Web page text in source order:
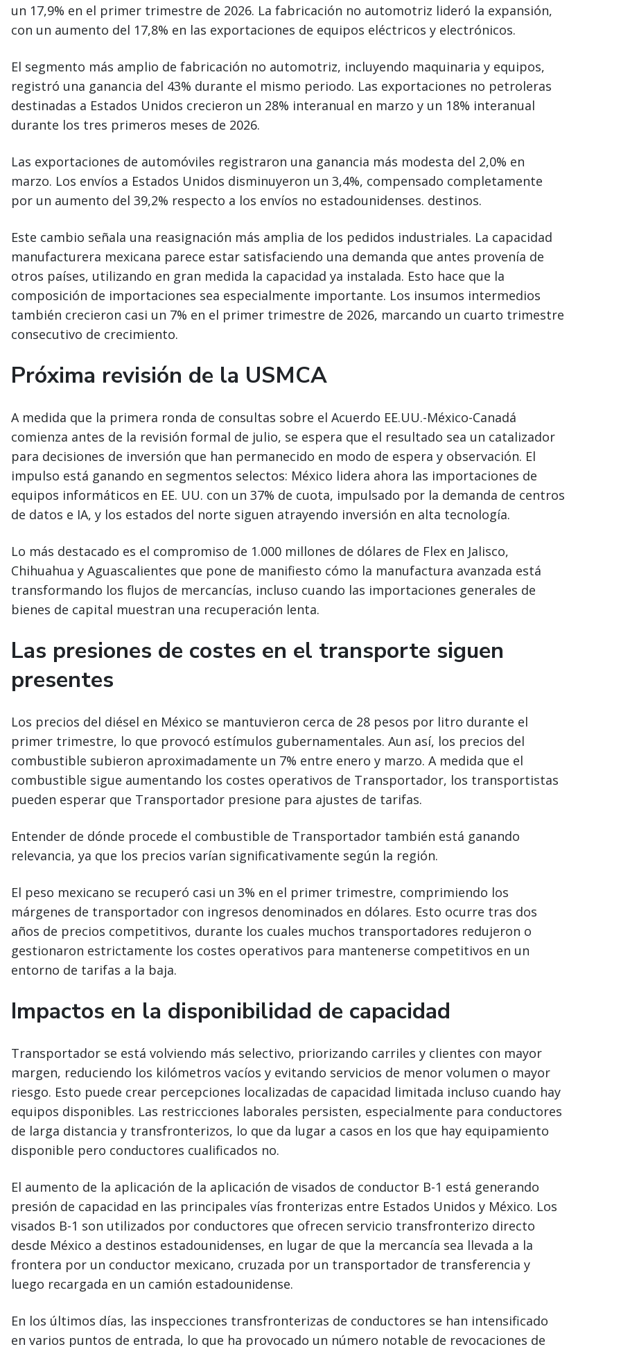
un 17,9% en el primer trimestre de 2026. La fabricación no automotriz lideró la expansión,
con un aumento del 17,8% en las exportaciones de equipos eléctricos y electrónicos.
El segmento más amplio de fabricación no automotriz, incluyendo maquinaria y equipos,
registró una ganancia del 43% durante el mismo periodo. Las exportaciones no petroleras
destinadas a Estados Unidos crecieron un 28% interanual en marzo y un 18% interanual
durante los tres primeros meses de 2026.
Las exportaciones de automóviles registraron una ganancia más modesta del 2,0% en
marzo. Los envíos a Estados Unidos disminuyeron un 3,4%, compensado completamente
por un aumento del 39,2% respecto a los envíos no estadounidenses. destinos.
Este cambio señala una reasignación más amplia de los pedidos industriales. La capacidad
manufacturera mexicana parece estar satisfaciendo una demanda que antes provenía de
otros países, utilizando en gran medida la capacidad ya instalada. Esto hace que la
composición de importaciones sea especialmente importante. Los insumos intermedios
también crecieron casi un 7% en el primer trimestre de 2026, marcando un cuarto trimestre
consecutivo de crecimiento.
Próxima revisión de la USMCA
A medida que la primera ronda de consultas sobre el Acuerdo EE.UU.-México-Canadá
comienza antes de la revisión formal de julio, se espera que el resultado sea un catalizador
para decisiones de inversión que han permanecido en modo de espera y observación. El
impulso está ganando en segmentos selectos: México lidera ahora las importaciones de
equipos informáticos en EE. UU. con un 37% de cuota, impulsado por la demanda de centros
de datos e IA, y los estados del norte siguen atrayendo inversión en alta tecnología.
Lo más destacado es el compromiso de 1.000 millones de dólares de Flex en Jalisco,
Chihuahua y Aguascalientes que pone de manifiesto cómo la manufactura avanzada está
transformando los flujos de mercancías, incluso cuando las importaciones generales de
bienes de capital muestran una recuperación lenta.
Las presiones de costes en el transporte siguen
presentes
Los precios del diésel en México se mantuvieron cerca de 28 pesos por litro durante el
primer trimestre, lo que provocó estímulos gubernamentales. Aun así, los precios del
combustible subieron aproximadamente un 7% entre enero y marzo. A medida que el
combustible sigue aumentando los costes operativos de Transportador, los transportistas
pueden esperar que Transportador presione para ajustes de tarifas.
Entender de dónde procede el combustible de Transportador también está ganando
relevancia, ya que los precios varían significativamente según la región.
El peso mexicano se recuperó casi un 3% en el primer trimestre, comprimiendo los
márgenes de transportador con ingresos denominados en dólares. Esto ocurre tras dos
años de precios competitivos, durante los cuales muchos transportadores redujeron o
gestionaron estrictamente los costes operativos para mantenerse competitivos en un
entorno de tarifas a la baja.
Impactos en la disponibilidad de capacidad
Transportador se está volviendo más selectivo, priorizando carriles y clientes con mayor
margen, reduciendo los kilómetros vacíos y evitando servicios de menor volumen o mayor
riesgo. Esto puede crear percepciones localizadas de capacidad limitada incluso cuando hay
equipos disponibles. Las restricciones laborales persisten, especialmente para conductores
de larga distancia y transfronterizos, lo que da lugar a casos en los que hay equipamiento
disponible pero conductores cualificados no.
El aumento de la aplicación de la aplicación de visados de conductor B-1 está generando
presión de capacidad en las principales vías fronterizas entre Estados Unidos y México. Los
visados B-1 son utilizados por conductores que ofrecen servicio transfronterizo directo
desde México a destinos estadounidenses, en lugar de que la mercancía sea llevada a la
frontera por un conductor mexicano, cruzada por un transportador de transferencia y
luego recargada en un camión estadounidense.
En los últimos días, las inspecciones transfronterizas de conductores se han intensificado
en varios puntos de entrada, lo que ha provocado un número notable de revocaciones de